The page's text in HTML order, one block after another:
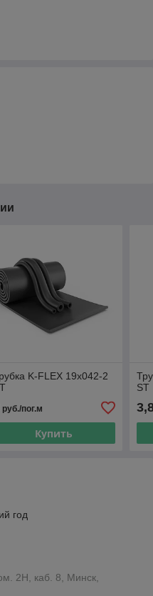
K-FLEX 19x042-2
руб./пог.м
Купить
ST
год
2Н, каб. 8, Минск,